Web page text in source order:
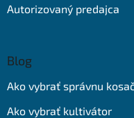
Autorizovaný predajca
Blog
Ako vybrať správnu
Ako vybrať kultivátor